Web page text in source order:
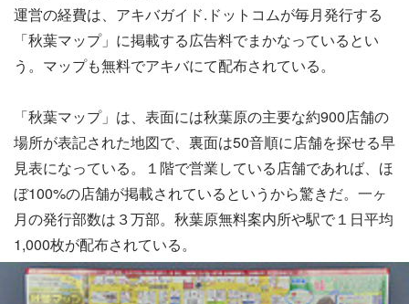
運営の経費は、アキバガイド.ドットコムが毎月発行する
「秋葉マップ」に掲載する広告料でまかなっているとい
う。マップも無料でアキバにて配布されている。
「秋葉マップ」は、表面には秋葉原の主要な約900店舗の
場所が表記された地図で、裏面は50音順に店舗を探せる早
見表になっている。１階で営業している店舗であれば、ほ
ぼ100%の店舗が掲載されているというから驚きだ。一ヶ
月の発行部数は３万部。秋葉原無料案内所や駅で１日平均
1,000枚が配布されている。